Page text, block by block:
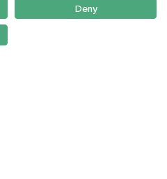
Como Chegar
Newsletter
Deny